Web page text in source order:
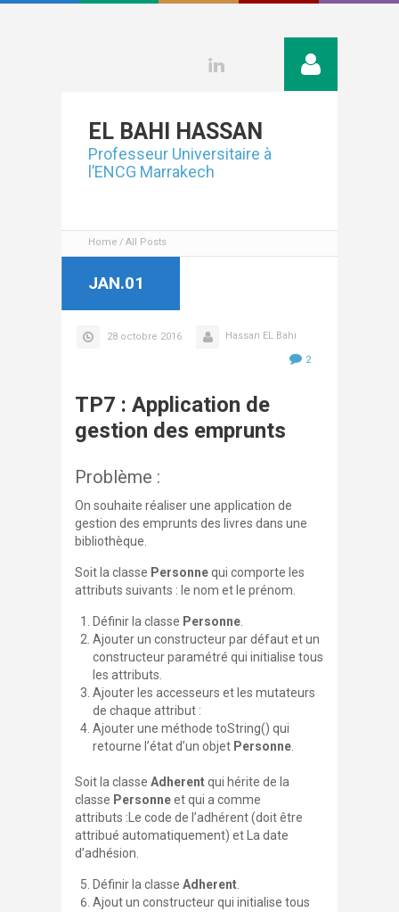
EL BAHI HASSAN
Professeur Universitaire à
l’ENCG Marrakech
Home All Posts
JAN.01
28 octobre 2016 Hassan EL Bahi
2
TP7 : Application de
gestion des emprunts
Problème :
On souhaite réaliser une application de
gestion des emprunts des livres dans une
bibliothèque.
Soit la classe Personnequi comporte les
attributs suivants : le nom et le prénom.
Définir la classe Personne
Ajouter un constructeur par défaut et un
constructeur paramétré qui initialise tous
les attributs.
Ajouter les accesseurs et les mutateurs
de chaque attribut :
Ajouter une méthode toString() qui
retourne l’état d’un objet Personne
Soit la classe Adherentqui hérite de la
classe Personneet qui a comme
attributs :Le code de l’adhérent (doit être
attribué automatiquement) et La date
d’adhésion.
Définir la classe Adherent
Ajout un constructeur qui initialise tous